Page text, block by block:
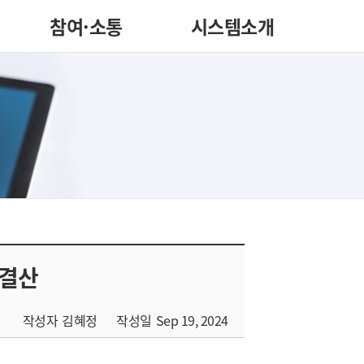
참여·소통 시스템소개
산
작성자 김혜정 작성일 Sep 19, 2024